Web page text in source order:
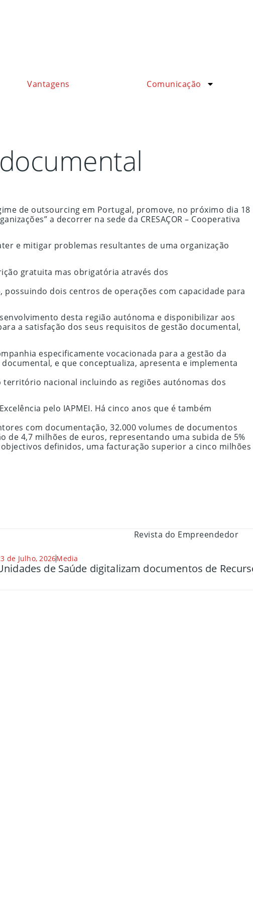
Vantagens Comunicação
de outsourcing em Portugal, promove, no próximo dia 18
a decorrer na sede da CRESAÇOR – Cooperativa
e mitigar problemas resultantes de uma organização
gratuita mas obrigatória através dos
possuindo dois centros de operações com capacidade para
desta região autónoma e disponibilizar aos
a satisfação dos seus requisitos de gestão documental,
especificamente vocacionada para a gestão da
e que conceptualiza, apresenta e implementa
território nacional incluindo as regiões autónomas dos
pelo IAPMEI. Há cinco anos que é também
com documentação, 32.000 volumes de documentos
de 4,7 milhões de euros, representando uma subida de 5%
definidos, uma facturação superior a cinco milhões
de Julho, 2026Media
de Saúde digitalizam documentos de